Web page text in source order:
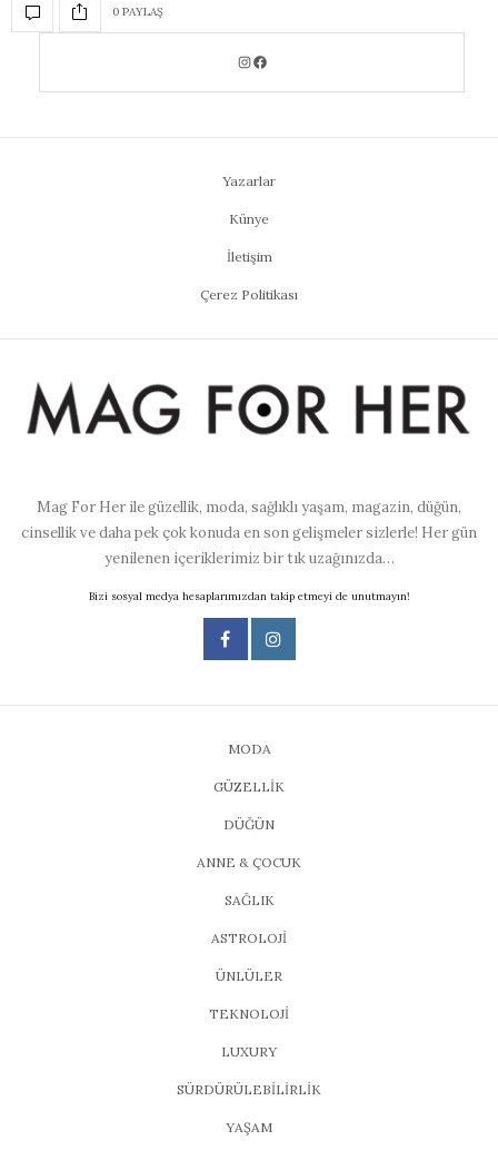
0 PAYLAŞ
Yazarlar
Künye
İletişim
Çerez Politikası
Mag For Her ile güzellik, moda, sağlıklı yaşam, magazin, düğün,
cinsellik ve daha pek çok konuda en son gelişmeler sizlerle! Her gün
yenilenen içeriklerimiz bir tık uzağınızda…
Bizi sosyal medya hesaplarımızdan takip etmeyi de unutmayın!
MODA
GÜZELLİK
DÜĞÜN
ANNE & ÇOCUK
SAĞLIK
ASTROLOJİ
ÜNLÜLER
TEKNOLOJİ
LUXURY
SÜRDÜRÜLEBİLİRLİK
YAŞAM